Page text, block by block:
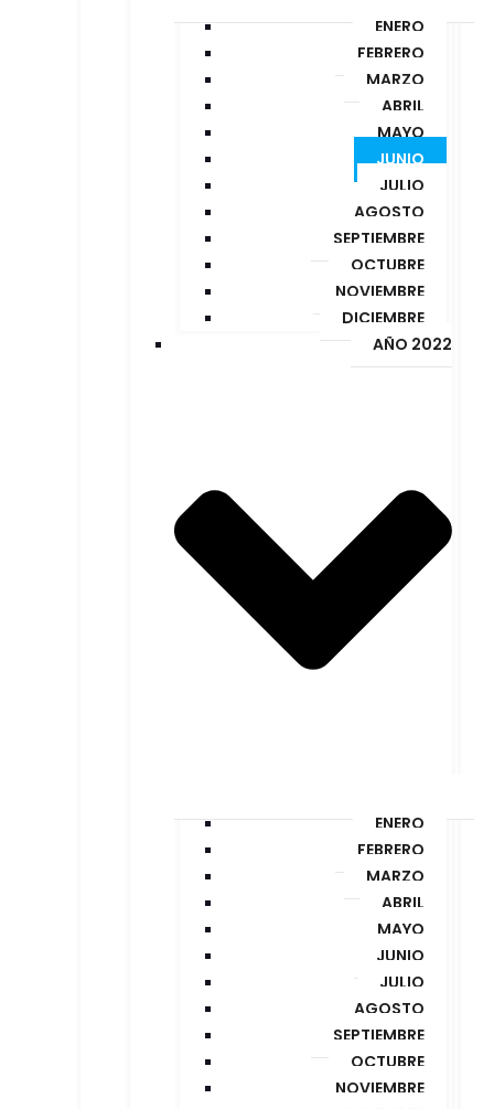
ENERO
FEBRERO
MARZO
ABRIL
MAYO
JUNIO
JULIO
AGOSTO
SEPTIEMBRE
OCTUBRE
NOVIEMBRE
DICIEMBRE
AÑO 2022
ENERO
FEBRERO
MARZO
ABRIL
MAYO
JUNIO
JULIO
AGOSTO
SEPTIEMBRE
OCTUBRE
NOVIEMBRE